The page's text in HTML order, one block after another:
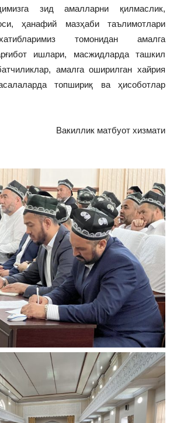
зид амалларни қилмаслик,
ҳанафий мазҳаби таълимотлари
томонидан амалга
ишлари, масжидларда ташкил
амалга оширилган хайрия
топшириқ ва ҳисоботлар
Вакиллик матбуот хизмати